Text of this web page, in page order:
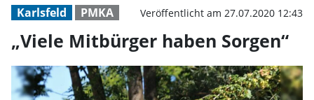
Karlsfeld PMKA Veröffentlicht am 27.07.2020 12:43
„Viele Mitbürger haben Sorgen“